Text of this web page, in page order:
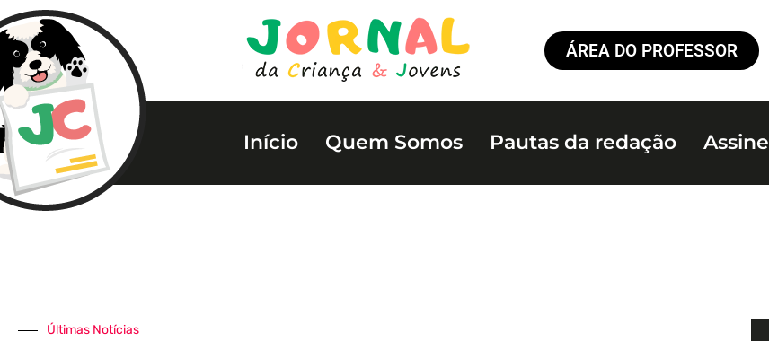
ÁREA DO PROFESSOR
Início Quem Somos Pautas da redação Assine
Últimas Notícias